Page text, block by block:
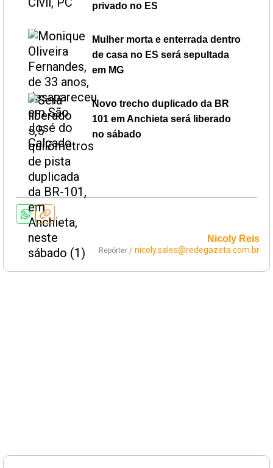
privado no ES
Mulher morta e enterrada dentro
de casa no ES será sepultada
em MG
Novo trecho duplicado da BR
101 em Anchieta será liberado
no sábado
Nicoly Reis
Repórter / nicoly.sales@redegazeta.com.br